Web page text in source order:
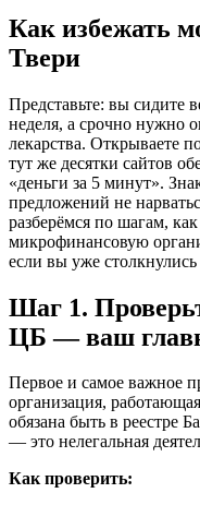
Как избежать
Твери
Представьте: вы сидите
неделя, а срочно нужно
лекарства. Открываете
тут же десятки сайтов
«деньги за 5 минут».
предложений не
разберёмся по шагам,
микрофинансовую
если вы уже
Шаг 1.
ЦБ — ваш
Первое и самое важное
организация,
обязана быть в реестре
— это нелегальная
Как проверить: